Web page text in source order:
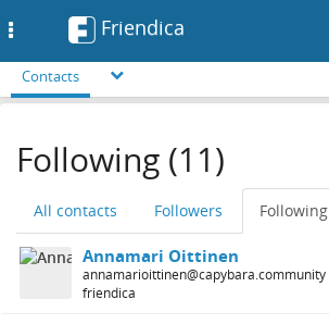
Friendica
Contacts
Following (11)
All contacts Followers Following
Annamari Oittinen
annamarioittinen@capybara.community
friendica